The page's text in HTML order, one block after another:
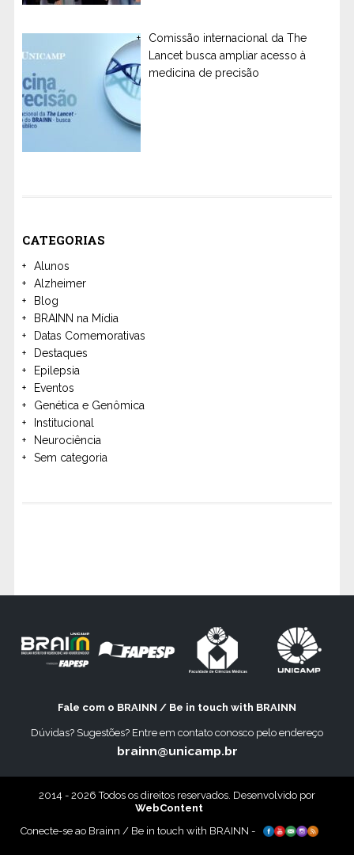
Comissão internacional da The
Lancet busca ampliar acesso à
medicina de precisão
CATEGORIAS
Alunos
Alzheimer
Blog
BRAINN na Mídia
Datas Comemorativas
Destaques
Epilepsia
Eventos
Genética e Genômica
Institucional
Neurociência
Sem categoria
Fale com o BRAINN / Be in touch with BRAINN
Dúvidas? Sugestões? Entre em contato conosco pelo endereço
brainn@unicamp.br
2014 - 2026 Todos os direitos reservados. Desenvolvido por
WebContent
Conecte-se ao Brainn / Be in touch with BRAINN -